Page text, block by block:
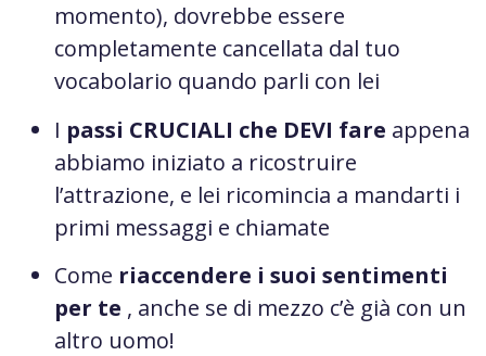
momento), dovrebbe essere
completamente cancellata dal tuo
vocabolario quando parli con lei
I passi CRUCIALI che DEVI fare appena
abbiamo iniziato a ricostruire
l’attrazione, e lei ricomincia a mandarti i
primi messaggi e chiamate
Come riaccendere i suoi sentimenti
per te , anche se di mezzo c’è già con un
altro uomo!